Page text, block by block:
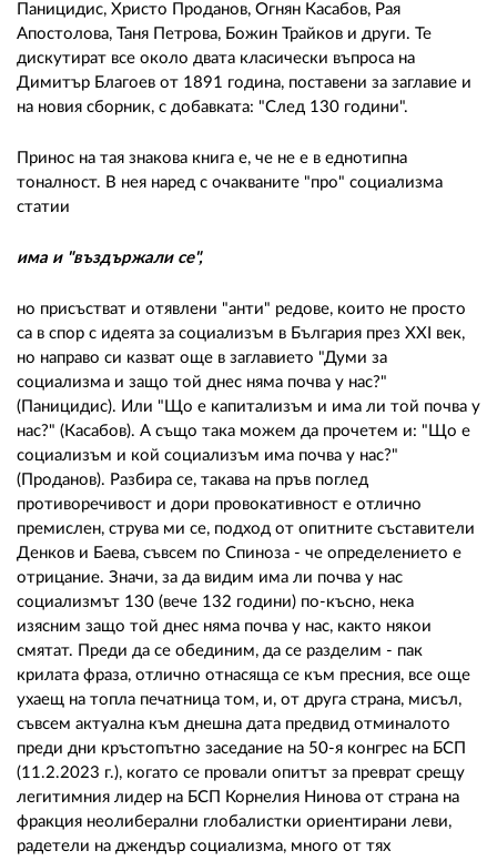
Паницидис, Христо Проданов, Огнян Касабов, Рая
Апостолова, Таня Петрова, Божин Трайков и други. Те
дискутират все около двата класически въпроса на
Димитър Благоев от 1891 година, поставени за заглавие и
на новия сборник, с добавката: "След 130 години".
Принос на тая знакова книга е, че не е в еднотипна
тоналност. В нея наред с очакваните "про" социализма
статии
има и "въздържали се",
но присъстват и отявлени "анти" редове, които не просто
са в спор с идеята за социализъм в България през XXI век,
но направо си казват още в заглавието "Думи за
социализма и защо той днес няма почва у нас?"
(Паницидис). Или "Що е капитализъм и има ли той почва у
нас?" (Касабов). А също така можем да прочетем и: "Що е
социализъм и кой социализъм има почва у нас?"
(Проданов). Разбира се, такава на пръв поглед
противоречивост и дори провокативност е отлично
премислен, струва ми се, подход от опитните съставители
Денков и Баева, съвсем по Спиноза - че определението е
отрицание. Значи, за да видим има ли почва у нас
социализмът 130 (вече 132 години) по-късно, нека
изясним защо той днес няма почва у нас, както някои
смятат. Преди да се обединим, да се разделим - пак
крилата фраза, отлично отнасяща се към пресния, все още
ухаещ на топла печатница том, и, от друга страна, мисъл,
съвсем актуална към днешна дата предвид отминалото
преди дни кръстопътно заседание на 50-я конгрес на БСП
(11.2.2023 г.), когато се провали опитът за преврат срещу
легитимния лидер на БСП Корнелия Нинова от страна на
фракция неолиберални глобалистки ориентирани леви,
радетели на джендър социализма, много от тях